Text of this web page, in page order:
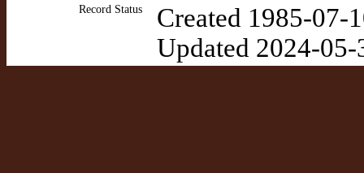
Record Status
Created 1985-07-
Updated 2024-05-